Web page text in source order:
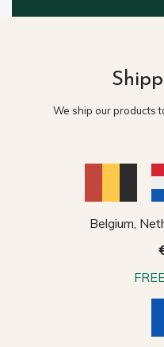
We ship our products
Belgium,